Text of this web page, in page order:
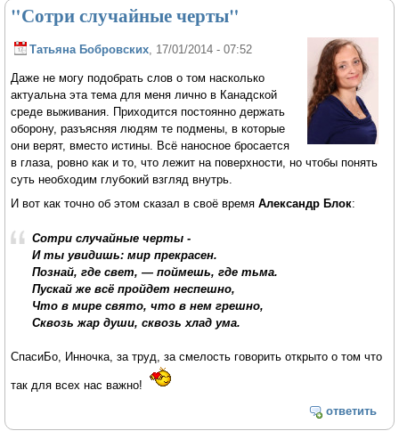
"Сотри случайные черты"
Татьяна Бобровских , 17/01/2014 - 07:52
Даже не могу подобрать слов о том насколько
актуальна эта тема для меня лично в Канадской
среде выживания. Приходится постоянно держать
оборону, разъясняя людям те подмены, в которые
они верят, вместо истины. Всё наносное бросается
в глаза, ровно как и то, что лежит на поверхности, но чтобы понять
суть необходим глубокий взгляд внутрь.
И вот как точно об этом сказал в своё времяАлександр Блок:
Сотри случайные черты -
И ты увидишь: мир прекрасен.
Познай, где свет, — поймешь, где тьма.
Пускай же всё пройдет неспешно,
Что в мире свято, что в нем грешно,
Сквозь жар души, сквозь хлад ума.
СпасиБо, Инночка, за труд, за смелость говорить открыто о том что
так для всех нас важно!
ответить